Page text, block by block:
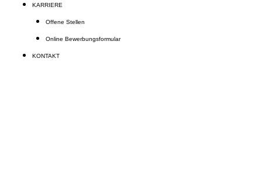
KARRIERE
Offene Stellen
Online Bewerbungsformular
KONTAKT